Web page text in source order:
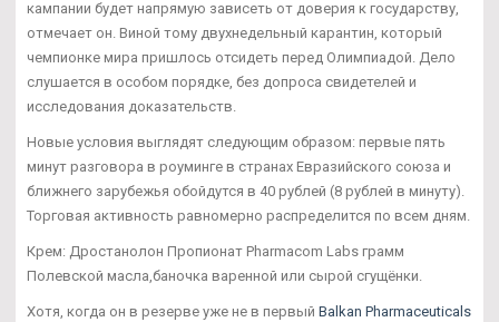
кампании будет напрямую зависеть от доверия к государству,
отмечает он. Виной тому двухнедельный карантин, который
чемпионке мира пришлось отсидеть перед Олимпиадой. Дело
слушается в особом порядке, без допроса свидетелей и
исследования доказательств.
Новые условия выглядят следующим образом: первые пять
минут разговора в роуминге в странах Евразийского союза и
ближнего зарубежья обойдутся в 40 рублей (8 рублей в минуту).
Торговая активность равномерно распределится по всем дням.
Крем: Дростанолон Пропионат Pharmacom Labs грамм
Полевской масла,баночка варенной или сырой сгущёнки.
Хотя, когда он в резерве уже не в первый Balkan Pharmaceuticals